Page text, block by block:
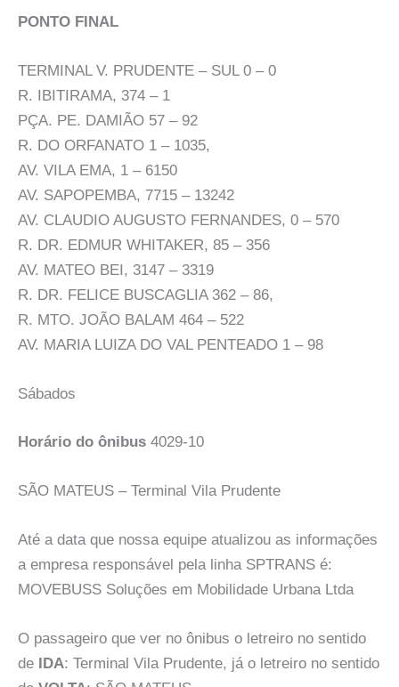
PONTO FINAL
TERMINAL V. PRUDENTE – SUL 0 – 0
R. IBITIRAMA, 374 – 1
PÇA. PE. DAMIÃO 57 – 92
R. DO ORFANATO 1 – 1035,
AV. VILA EMA, 1 – 6150
AV. SAPOPEMBA, 7715 – 13242
AV. CLAUDIO AUGUSTO FERNANDES, 0 – 570
R. DR. EDMUR WHITAKER, 85 – 356
AV. MATEO BEI, 3147 – 3319
R. DR. FELICE BUSCAGLIA 362 – 86,
R. MTO. JOÃO BALAM 464 – 522
AV. MARIA LUIZA DO VAL PENTEADO 1 – 98
Sábados
Horário do ônibus 4029-10
SÃO MATEUS – Terminal Vila Prudente
Até a data que nossa equipe atualizou as informações
a empresa responsável pela linha SPTRANS é:
MOVEBUSS Soluções em Mobilidade Urbana Ltda
O passageiro que ver no ônibus o letreiro no sentido
de
IDA: Terminal Vila Prudente, já o letreiro no sentido